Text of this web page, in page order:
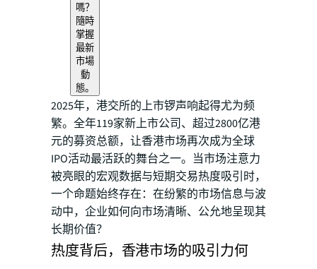
嗎？
隨時
掌握
最新
市場
動
態。
2025年，港交所的上市锣声响起得尤为频
繁。全年119家新上市公司、超过2800亿港
元的募资总额，让香港市场再次成为全球
IPO活动最活跃的舞台之一。当市场注意力
被亮眼的宏观数据与短期交易热度吸引时，
一个命题始终存在：在纷繁的市场信息与波
动中，企业如何向市场清晰、公允地呈现其
长期价值？
热度背后，香港市场的吸引力何